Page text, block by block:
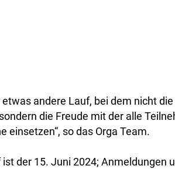
etwas andere Lauf, bei dem nicht
die Freude mit der alle
einsetzen“, so das Orga Team.
der 15. Juni 2024; Anmeldungen